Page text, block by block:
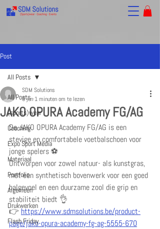
Post
All Posts
(sports)wear
Coaching
Expo Sport Media
Materiaal
Portfolio
Algemeen
Drukwerken
Flash Friday
All Posts
JAKO OPURA Academy FG/AG
SDM Solutions
6 jun 1 minuten om te lezen
De JAKO OPURA Academy FG/AG is een
stevige en comfortabele voetbalschoen voor
jonge spelers ⚽
Ontworpen voor zowel natuur- als kunstgras,
met een synthetisch bovenwerk voor een goed
balgevoel en een duurzame zool die grip en
stabiliteit biedt 👌
👉 https://www.sdmsolutions.be/product-
page/jako-opura-academy-fg-ag-5555-670